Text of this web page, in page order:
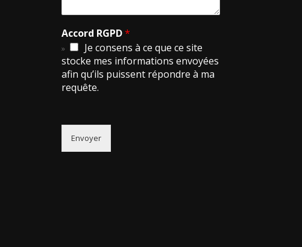
Accord RGPD*
Je consens à ce que ce site
stocke mes informations envoyées
afin qu’ils puissent répondre à ma
requête.
Envoyer